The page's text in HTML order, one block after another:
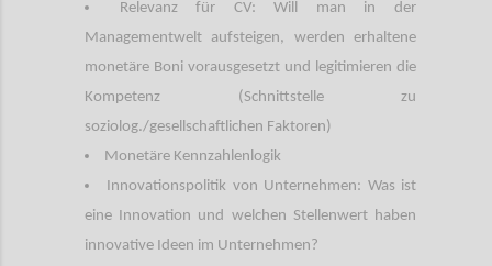
Relevanz für CV: Will man in der
Managementwelt aufsteigen, werden erhaltene
monetäre Boni vorausgesetzt und legitimieren die
Kompetenz (Schnittstelle zu
soziolog./gesellschaftlichen Faktoren)
Monetäre Kennzahlenlogik
Innovationspolitik von Unternehmen: Was ist
eine Innovation und welchen Stellenwert haben
innovative Ideen im Unternehmen?